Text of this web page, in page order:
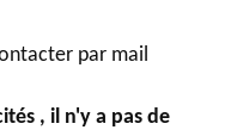
par mail
, il n'y a pas de